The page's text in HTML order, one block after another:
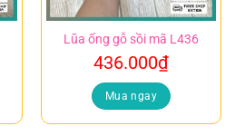
Lũa ống gỗ sồi mã L436
436.000₫
Mua ngay